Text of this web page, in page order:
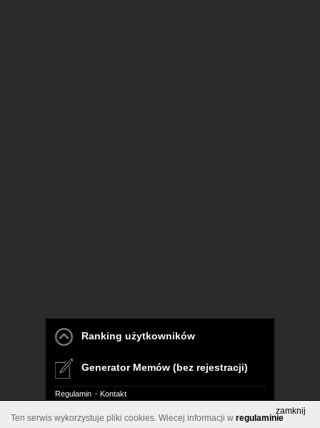
Ranking użytkowników
Generator Memów (bez rejestracji)
Regulamin Kontakt
Pelna wersja
zamknij
Ten serwis wykorzystuje pliki cookies. Wiecej informacji w regulaminie